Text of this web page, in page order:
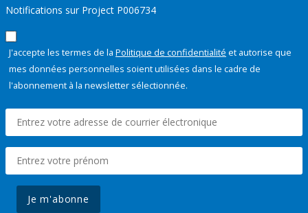
Notifications sur Project P006734
J'accepte les termes de la Politique de confidentialité et autorise que
mes données personnelles soient utilisées dans le cadre de
l'abonnement à la newsletter sélectionnée.
Je m'abonne